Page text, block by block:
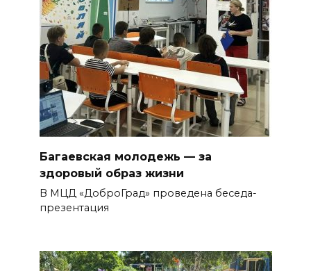
Багаевская молодежь — за
здоровый образ жизни
В МЦД «ДоброГрад» проведена беседа-
презентация